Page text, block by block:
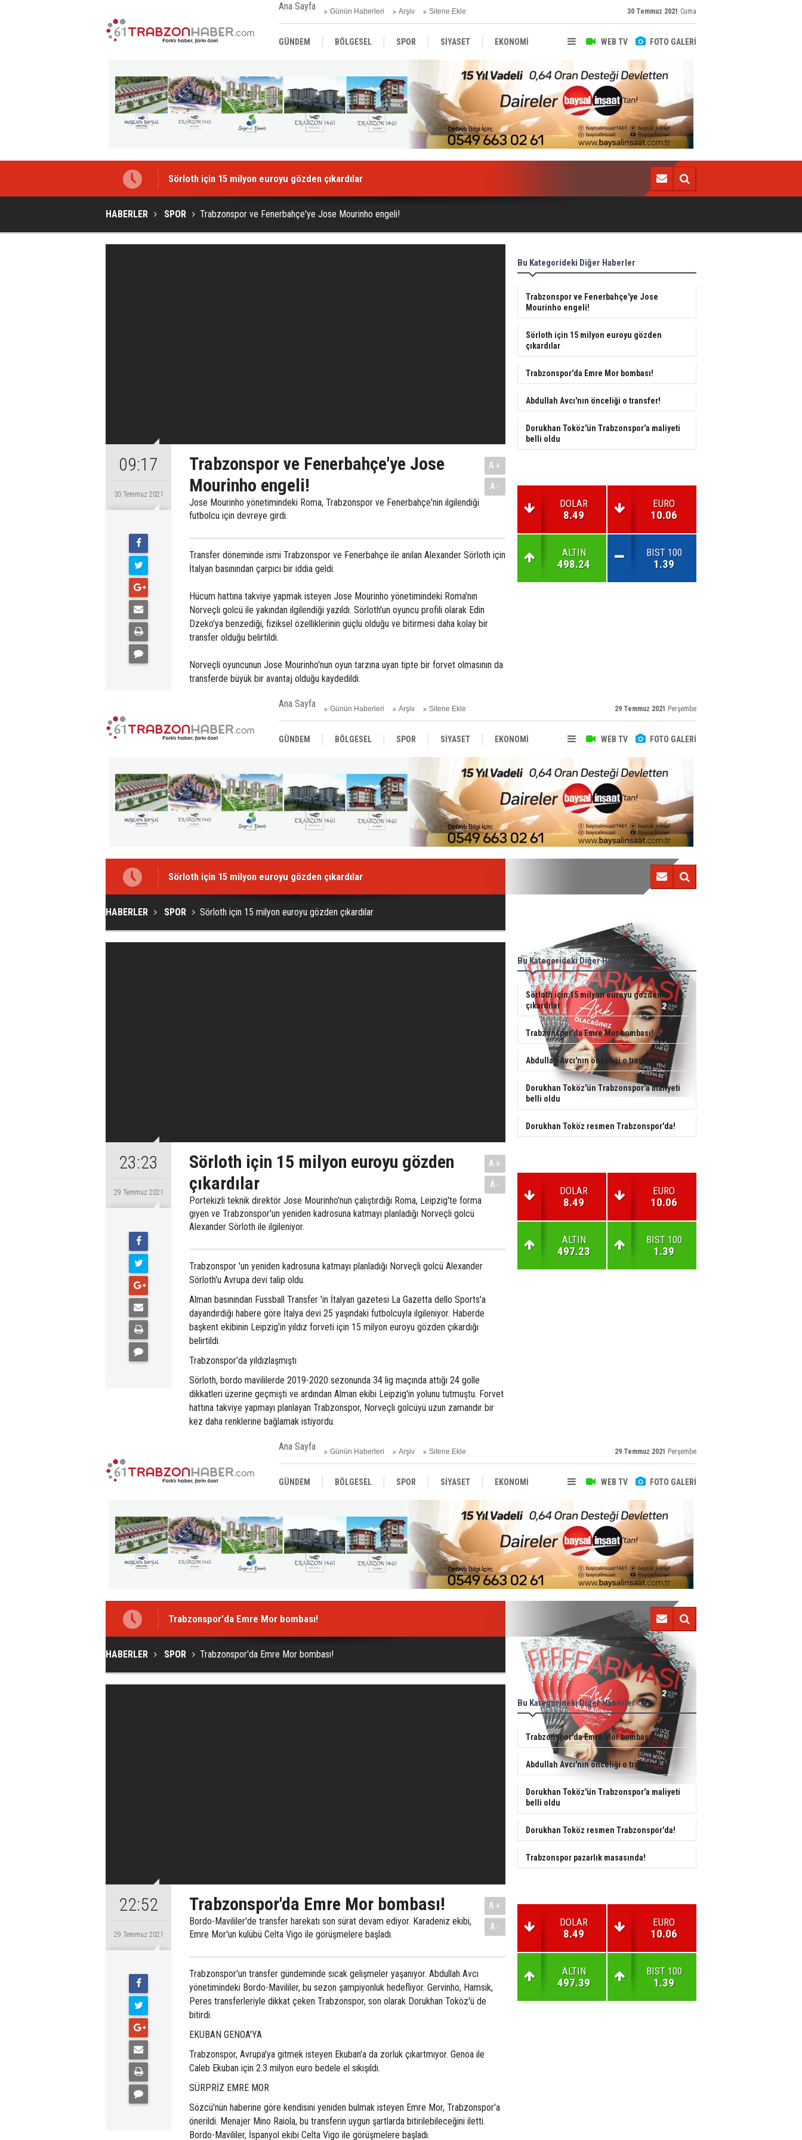
Ana Sayfa Günün Haberleri Arşiv Sitene Ekle 30 Temmuz 2021 Cuma
WEB TV FOTO GALERİ
GÜNDEM BÖLGESEL SPOR SİYASET EKONOMİ
SAĞLIK MAGAZİN BİLİM - TEKNOLOJİ
Sörloth için 15 milyon euroyu gözden çıkardılar Trabzonspor'da Emre Mor bombası!
HABERLER SPOR Trabzonspor ve Fenerbahçe'ye Jose Mourinho engeli!
09:17
30 Temmuz 2021
Trabzonspor ve Fenerbahçe'ye Jose
Mourinho engeli!
Jose Mourinho yönetimindeki Roma, Trabzonspor ve Fenerbahçe'nin ilgilendiği
futbolcu için devreye girdi.
A+
A-
Transfer döneminde ismi Trabzonspor ve Fenerbahçe ile anılan Alexander Sörloth için
İtalyan basınından çarpıcı bir iddia geldi.
Hücum hattına takviye yapmak isteyen Jose Mourinho yönetimindeki Roma'nın
Norveçli golcü ile yakından ilgilendiği yazıldı. Sörloth'un oyuncu profili olarak Edin
Dzeko'ya benzediği, fiziksel özelliklerinin güçlü olduğu ve bitirmesi daha kolay bir
transfer olduğu belirtildi.
Norveçli oyuncunun Jose Mourinho'nun oyun tarzına uyan tipte bir forvet olmasının da
transferde büyük bir avantaj olduğu kaydedildi.
Ana Sayfa Günün Haberleri Arşiv Sitene Ekle 29 Temmuz 2021 Perşembe
WEB TV FOTO GALERİ
GÜNDEM BÖLGESEL SPOR SİYASET EKONOMİ
SAĞLIK MAGAZİN BİLİM - TEKNOLOJİ
Sörloth için 15 milyon euroyu gözden çıkardılar Trabzonspor'da Emre Mor bombası!
HABERLER SPOR Sörloth için 15 milyon euroyu gözden çıkardılar
23:23
29 Temmuz 2021
Sörloth için 15 milyon euroyu gözden
çıkardılar
Portekizli teknik direktör Jose Mourinho'nun çalıştırdığı Roma, Leipzig'te forma
giyen ve Trabzonspor'un yeniden kadrosuna katmayı planladığı Norveçli golcü
Alexander Sörloth ile ilgileniyor.
A+
A-
Trabzonspor 'un yeniden kadrosuna katmayı planladığı Norveçli golcü Alexander
Sörloth'u Avrupa devi talip oldu.
Alman basınından Fussball Transfer 'in İtalyan gazetesi La Gazetta dello Sports'a
dayandırdığı habere göre İtalya devi 25 yaşındaki futbolcuyla ilgileniyor. Haberde
başkent ekibinin Leipzig'in yıldız forveti için 15 milyon euroyu gözden çıkardığı
belirtildi.
Trabzonspor'da yıldızlaşmıştı
Sörloth, bordo mavililerde 2019-2020 sezonunda 34 lig maçında attığı 24 golle
dikkatleri üzerine geçmişti ve ardından Alman ekibi Leipzig'in yolunu tutmuştu. Forvet
hattına takviye yapmayı planlayan Trabzonspor, Norveçli golcüyü uzun zamandır bir
kez daha renklerine bağlamak istiyordu.
Ana Sayfa Günün Haberleri Arşiv Sitene Ekle 29 Temmuz 2021 Perşembe
WEB TV FOTO GALERİ
GÜNDEM BÖLGESEL SPOR SİYASET EKONOMİ
SAĞLIK MAGAZİN BİLİM - TEKNOLOJİ
Trabzonspor'da Emre Mor bombası! Abdullah Avcı'nın önceliği o transfer!
HABERLER SPOR Trabzonspor'da Emre Mor bombası!
22:52
29 Temmuz 2021
Trabzonspor'da Emre Mor bombası!
Bordo-Mavililer'de transfer harekatı son sürat devam ediyor. Karadeniz ekibi,
Emre Mor'un kulübü Celta Vigo ile görüşmelere başladı.
A+
A-
Trabzonspor'un transfer gündeminde sıcak gelişmeler yaşanıyor. Abdullah Avcı
yönetimindeki Bordo-Mavililer, bu sezon şampiyonluk hedefliyor. Gervinho, Hamsik,
Peres transferleriyle dikkat çeken Trabzonspor, son olarak Dorukhan Toköz'ü de
bitirdi.
EKUBAN GENOA'YA
Trabzonspor, Avrupa'ya gitmek isteyen Ekuban'a da zorluk çıkartmıyor. Genoa ile
Caleb Ekuban için 2.3 milyon euro bedele el sıkışıldı.
SÜRPRİZ EMRE MOR
Sözcü'nün haberine göre kendisini yeniden bulmak isteyen Emre Mor, Trabzonspor'a
önerildi. Menajer Mino Raiola, bu transferin uygun şartlarda bitirilebileceğini iletti.
Bordo-Mavililer, İspanyol ekibi Celta Vigo ile görüşmelere başladı.
Bu Kategorideki Diğer Haberler
Trabzonspor'da Emre Mor bombası!
Abdullah Avcı'nın önceliği o transfer!
Dorukhan Toköz'ün Trabzonspor'a maliyeti
belli oldu
Dorukhan Toköz resmen Trabzonspor'da!
Trabzonspor pazarlık masasında!
DOLAR
8.49
EURO
10.06
ALTIN
497.39
BIST 100
1.39
Bu Kategorideki Diğer Haberler
Sörloth için 15 milyon euroyu gözden
çıkardılar
Trabzonspor'da Emre Mor bombası!
Abdullah Avcı'nın önceliği o transfer!
Dorukhan Toköz'ün Trabzonspor'a maliyeti
belli oldu
Dorukhan Toköz resmen Trabzonspor'da!
DOLAR
8.49
EURO
10.06
ALTIN
497.23
BIST 100
1.39
Bu Kategorideki Diğer Haberler
Trabzonspor ve Fenerbahçe'ye Jose
Mourinho engeli!
Sörloth için 15 milyon euroyu gözden
çıkardılar
Trabzonspor'da Emre Mor bombası!
Abdullah Avcı'nın önceliği o transfer!
Dorukhan Toköz'ün Trabzonspor'a maliyeti
belli oldu
DOLAR
8.49
EURO
10.06
ALTIN
498.24
BIST 100
1.39